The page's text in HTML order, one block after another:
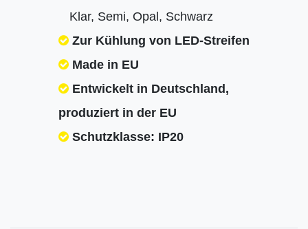
Klar, Semi, Opal, Schwarz
Zur Kühlung von LED-Streifen
Made in EU
Entwickelt in Deutschland,
produziert in der EU
Schutzklasse: IP20